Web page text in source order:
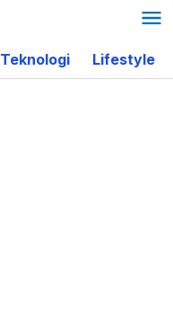
Teknologi Lifestyle